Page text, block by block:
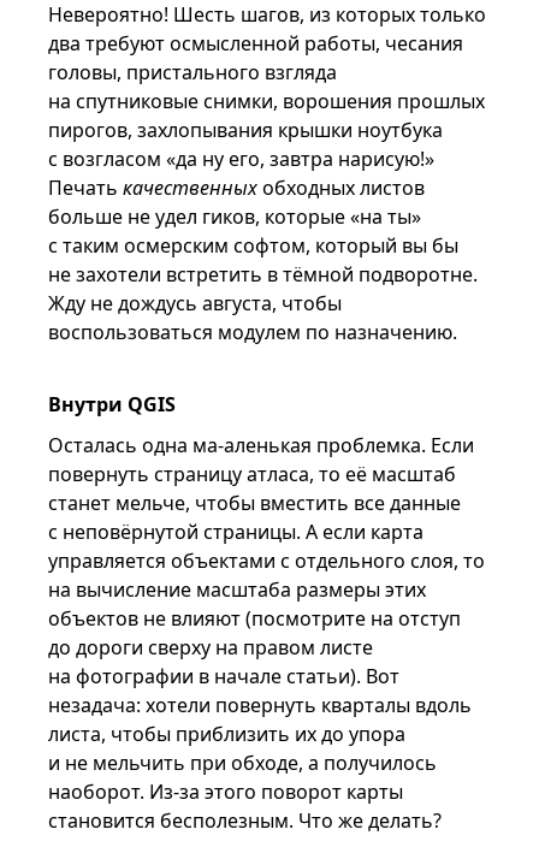
Невероятно! Шесть шагов, из которых только
два требуют осмысленной работы, чесания
головы, пристального взгляда
на спутниковые снимки, ворошения прошлых
пирогов, захлопывания крышки ноутбука
с возгласом «да ну его, завтра нарисую!»
Печатькачественныхобходных листов
больше не удел гиков, которые «на ты»
с таким осмерским софтом, который вы бы
не захотели встретить в тёмной подворотне.
Жду не дождусь августа, чтобы
воспользоваться модулем по назначению.
Внутри QGIS
Осталась одна ма-аленькая проблемка. Если
повернуть страницу атласа, то её масштаб
станет мельче, чтобы вместить все данные
с неповёрнутой страницы. А если карта
управляется объектами с отдельного слоя, то
на вычисление масштаба размеры этих
объектов не влияют (посмотрите на отступ
до дороги сверху на правом листе
на фотографии в начале статьи). Вот
незадача: хотели повернуть кварталы вдоль
листа, чтобы приблизить их до упора
и не мельчить при обходе, а получилось
наоборот. Из-за этого поворот карты
становится бесполезным. Что же делать?